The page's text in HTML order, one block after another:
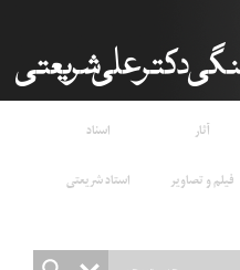
آثار
اسناد
فیلم و تصاویر
استاد شریعتی